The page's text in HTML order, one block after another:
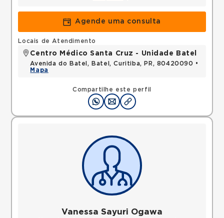
Agende uma consulta
Compartilhe este perfil
Locais de Atendimento
Centro Médico Santa Cruz - Unidade Batel
Avenida do Batel, Batel, Curitiba, PR, 80420090 •
Mapa
Vanessa Sayuri Ogawa